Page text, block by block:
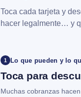
Toca cada tarjeta y
hacer legalmente… y
1 Lo que pueden y lo
Toca para
Muchas cobranzas